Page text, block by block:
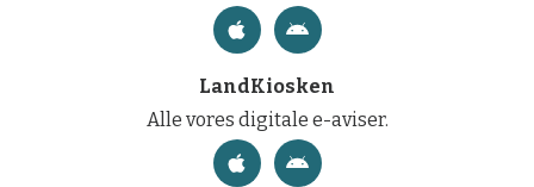
LandKiosken
Alle vores digitale e-aviser.